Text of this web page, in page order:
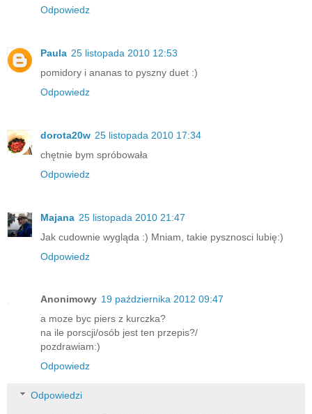
Odpowiedz
Paula 25 listopada 2010 12:53
pomidory i ananas to pyszny duet :)
Odpowiedz
dorota20w 25 listopada 2010 17:34
chętnie bym spróbowała
Odpowiedz
Majana 25 listopada 2010 21:47
Jak cudownie wygląda :) Mniam, takie pysznosci lubię:)
Odpowiedz
Anonimowy 19 października 2012 09:47
a moze byc piers z kurczka?
na ile porscji/osób jest ten przepis?/
pozdrawiam:)
Odpowiedz
Odpowiedzi